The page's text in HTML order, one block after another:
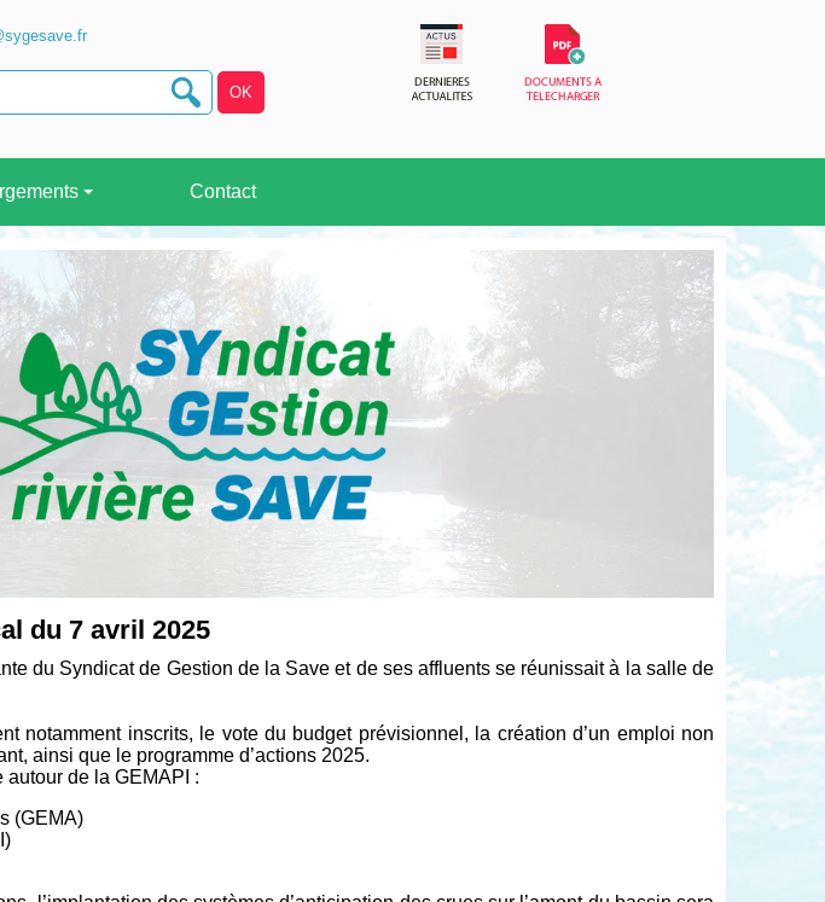
Contact
du 7 avril 2025
du Syndicat de Gestion de la Save et de ses affluents se réunissait à la salle de
notamment inscrits, le vote du budget prévisionnel, la création d’un emploi non
ainsi que le programme d’actions 2025.
autour de la GEMAPI :
(GEMA)